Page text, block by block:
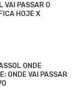
VAI PASSAR O
HOJE X
ONDE
ONDE VAI PASSAR